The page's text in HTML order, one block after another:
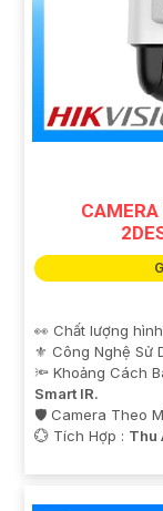
👀 Chất lượng
⚜️ Công Nghệ Sử
🔦 Khoảng Cách
Smart IR.
🛡 Camera Theo
️💮 Tích Hợp : Thu